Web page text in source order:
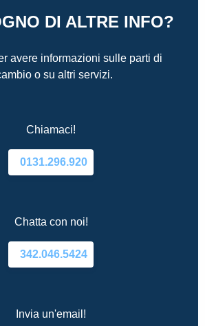
DI ALTRE INFO?
avere informazioni sulle parti di
o su altri servizi.
Chiamaci!
0131.296.920
Chatta con noi!
342.046.5424
Invia un'email!